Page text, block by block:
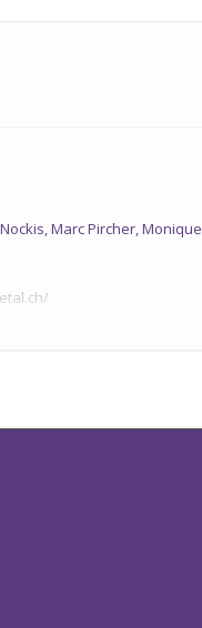
Marc Pircher,